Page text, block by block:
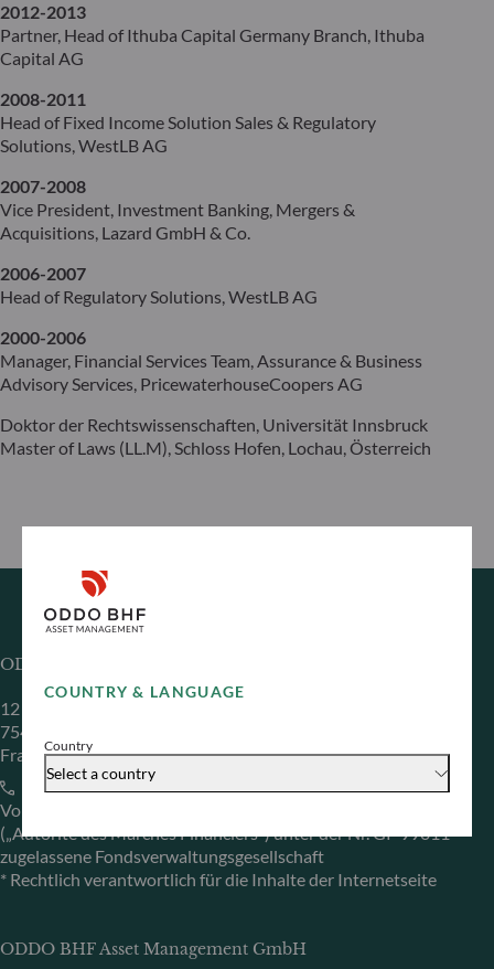
COUNTRY & LANGUAGE
Country
Select a country
2012-2013
Partner, Head of Ithuba Capital Germany Branch, Ithuba
Capital AG
2008-2011
Head of Fixed Income Solution Sales & Regulatory
Solutions, WestLB AG
2007-2008
Vice President, Investment Banking, Mergers &
Acquisitions, Lazard GmbH & Co.
2006-2007
Head of Regulatory Solutions, WestLB AG
2000-2006
Manager, Financial Services Team, Assurance & Business
Advisory Services, PricewaterhouseCoopers AG
Doktor der Rechtswissenschaften, Universität Innsbruck
Master of Laws (LL.M), Schloss Hofen, Lochau, Österreich
ODDO BHF Asset Management SAS*
12 boulevard de la Madeleine
75440 Paris Cedex 09
Frankreich
Von der französischen Finanzmarktaufsichtsbehörde
(„Autorité des Marchés Financiers“) unter der Nr. GP 99011
zugelassene Fondsverwaltungsgesellschaft
* Rechtlich verantwortlich für die Inhalte der Internetseite
ODDO BHF Asset Management GmbH